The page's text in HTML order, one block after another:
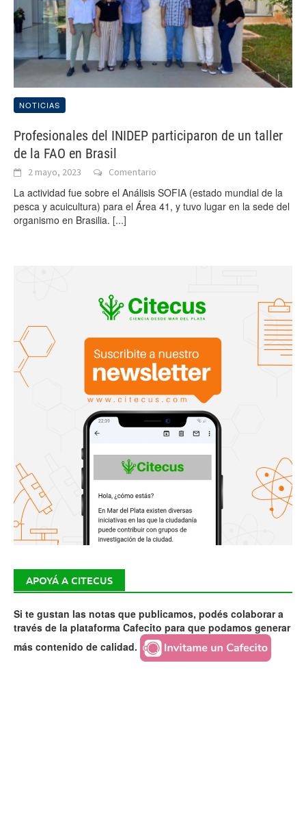
NOTICIAS
Profesionales del INIDEP participaron de un taller
de la FAO en Brasil
2 mayo, 2023 Comentario
La actividad fue sobre el Análisis SOFIA (estado mundial de la
pesca y acuicultura) para el Área 41, y tuvo lugar en la sede del
organismo en Brasilia. [...]
APOYÁ A CITECUS
Si te gustan las notas que publicamos, podés colaborar a
través de la plataforma Cafecito para que podamos generar
más contenido de calidad.